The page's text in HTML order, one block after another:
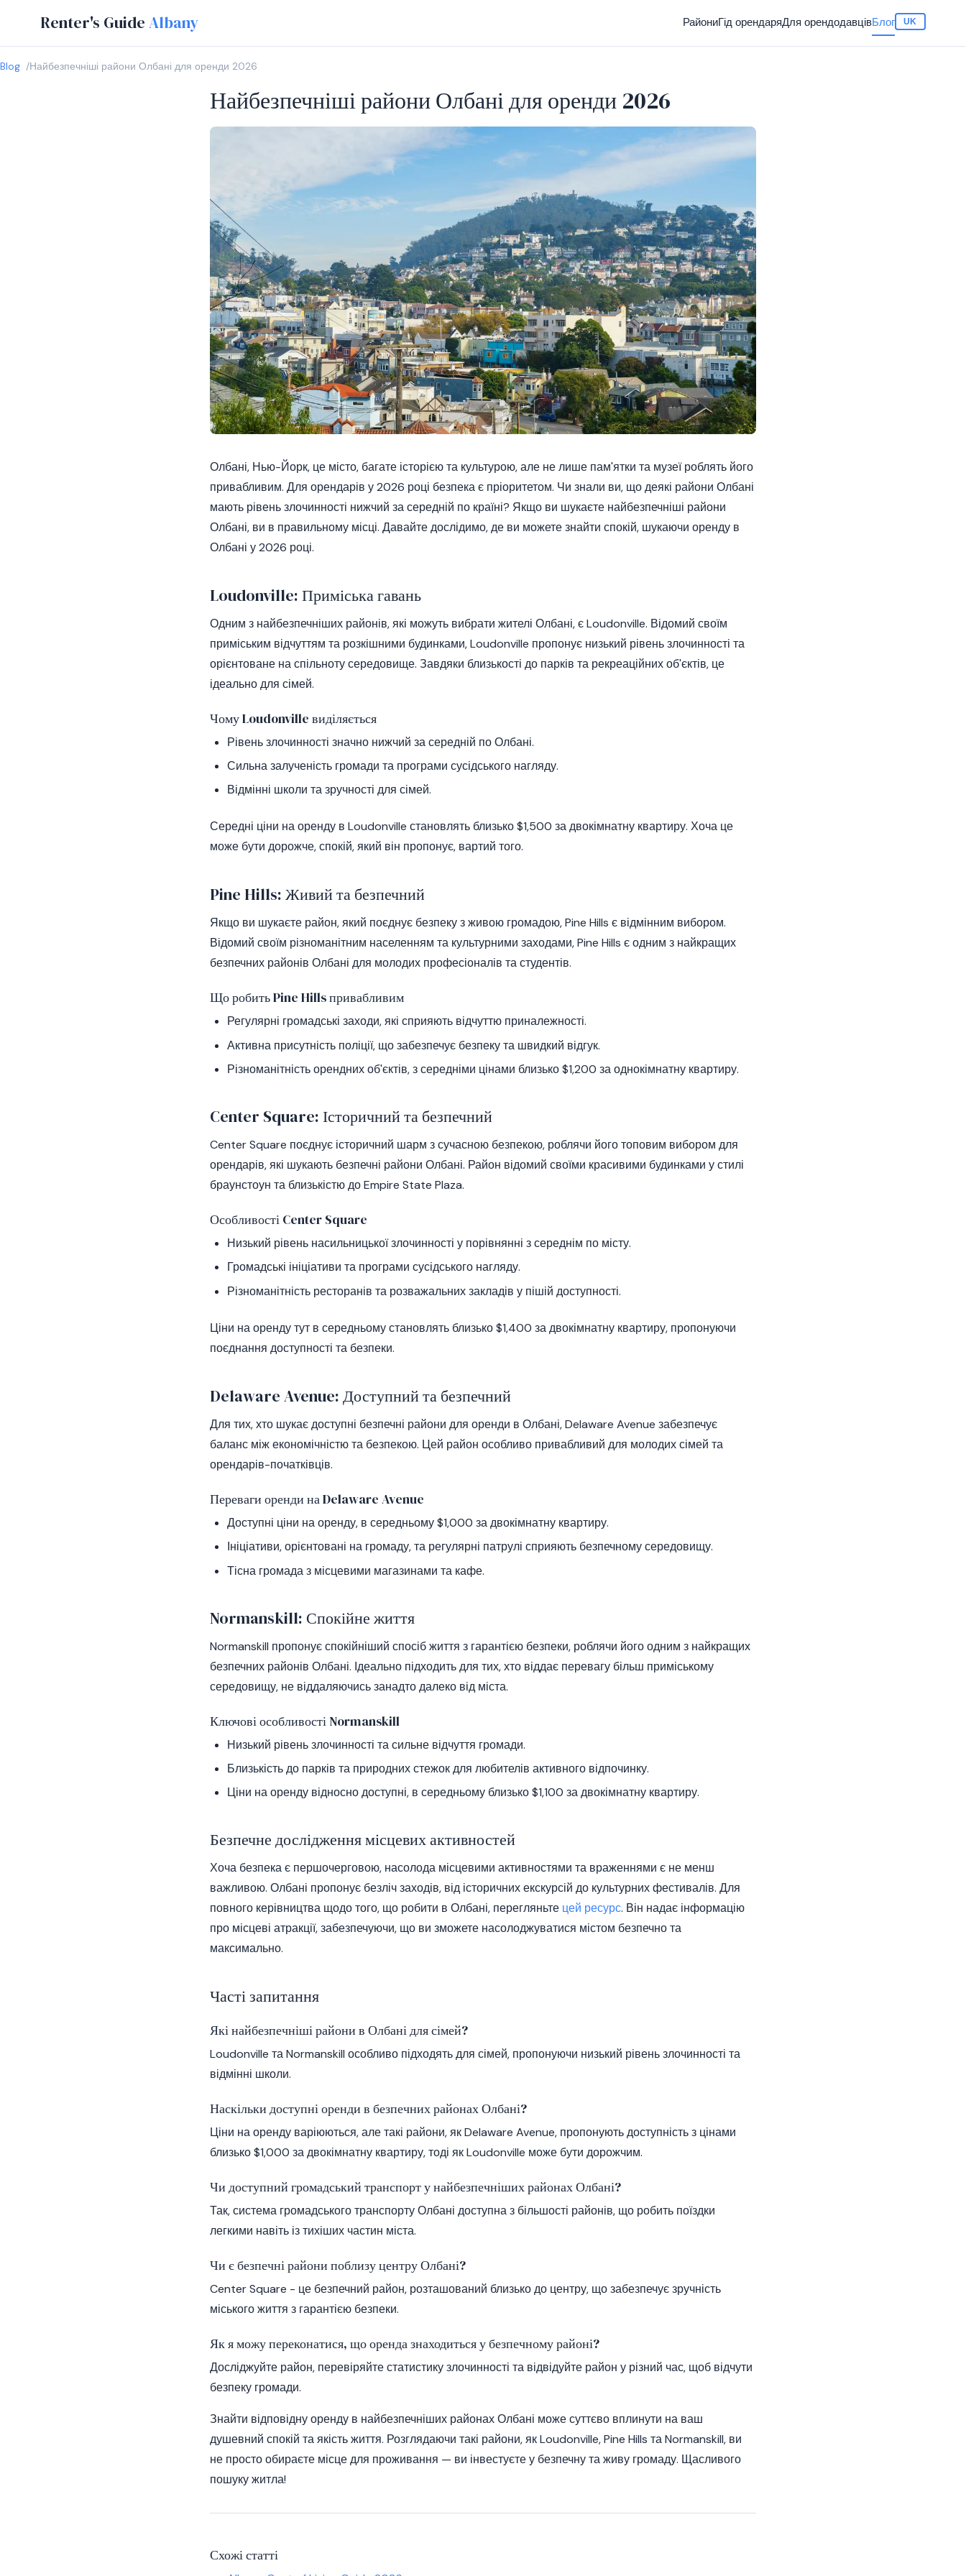
Renter's Guide Albany РайониГід орендаряДля орендодавцівБлог UK
Blog Найбезпечніші райони Олбані для оренди 2026
Найбезпечніші райони Олбані для оренди 2026
Олбані, Нью-Йорк, це місто, багате історією та культурою, але не лише пам'ятки та музеї роблять його
привабливим. Для орендарів у 2026 році безпека є пріоритетом. Чи знали ви, що деякі райони Олбані
мають рівень злочинності нижчий за середній по країні? Якщо ви шукаєте найбезпечніші райони
Олбані, ви в правильному місці. Давайте дослідимо, де ви можете знайти спокій, шукаючи оренду в
Олбані у 2026 році.
Loudonville: Приміська гавань
Одним з найбезпечніших районів, які можуть вибрати жителі Олбані, є Loudonville. Відомий своїм
приміським відчуттям та розкішними будинками, Loudonville пропонує низький рівень злочинності та
орієнтоване на спільноту середовище. Завдяки близькості до парків та рекреаційних об'єктів, це
ідеально для сімей.
Чому Loudonville виділяється
Рівень злочинності значно нижчий за середній по Олбані.
Сильна залученість громади та програми сусідського нагляду.
Відмінні школи та зручності для сімей.
Середні ціни на оренду в Loudonville становлять близько $1,500 за двокімнатну квартиру. Хоча це
може бути дорожче, спокій, який він пропонує, вартий того.
Pine Hills: Живий та безпечний
Якщо ви шукаєте район, який поєднує безпеку з живою громадою, Pine Hills є відмінним вибором.
Відомий своїм різноманітним населенням та культурними заходами, Pine Hills є одним з найкращих
безпечних районів Олбані для молодих професіоналів та студентів.
Що робить Pine Hills привабливим
Регулярні громадські заходи, які сприяють відчуттю приналежності.
Активна присутність поліції, що забезпечує безпеку та швидкий відгук.
Різноманітність орендних об'єктів, з середніми цінами близько $1,200 за однокімнатну квартиру.
Center Square: Історичний та безпечний
Center Square поєднує історичний шарм з сучасною безпекою, роблячи його топовим вибором для
орендарів, які шукають безпечні райони Олбані. Район відомий своїми красивими будинками у стилі
браунстоун та близькістю до Empire State Plaza.
Особливості Center Square
Низький рівень насильницької злочинності у порівнянні з середнім по місту.
Громадські ініціативи та програми сусідського нагляду.
Різноманітність ресторанів та розважальних закладів у пішій доступності.
Ціни на оренду тут в середньому становлять близько $1,400 за двокімнатну квартиру, пропонуючи
поєднання доступності та безпеки.
Delaware Avenue: Доступний та безпечний
Для тих, хто шукає доступні безпечні райони для оренди в Олбані, Delaware Avenue забезпечує
баланс між економічністю та безпекою. Цей район особливо привабливий для молодих сімей та
орендарів-початківців.
Переваги оренди на Delaware Avenue
Доступні ціни на оренду, в середньому $1,000 за двокімнатну квартиру.
Ініціативи, орієнтовані на громаду, та регулярні патрулі сприяють безпечному середовищу.
Тісна громада з місцевими магазинами та кафе.
Normanskill: Спокійне життя
Normanskill пропонує спокійніший спосіб життя з гарантією безпеки, роблячи його одним з найкращих
безпечних районів Олбані. Ідеально підходить для тих, хто віддає перевагу більш приміському
середовищу, не віддаляючись занадто далеко від міста.
Ключові особливості Normanskill
Низький рівень злочинності та сильне відчуття громади.
Близькість до парків та природних стежок для любителів активного відпочинку.
Ціни на оренду відносно доступні, в середньому близько $1,100 за двокімнатну квартиру.
Безпечне дослідження місцевих активностей
Хоча безпека є першочерговою, насолода місцевими активностями та враженнями є не менш
важливою. Олбані пропонує безліч заходів, від історичних екскурсій до культурних фестивалів. Для
повного керівництва щодо того, що робити в Олбані, перегляньте цей ресурс. Він надає інформацію
про місцеві атракції, забезпечуючи, що ви зможете насолоджуватися містом безпечно та
максимально.
Часті запитання
Які найбезпечніші райони в Олбані для сімей?
Loudonville та Normanskill особливо підходять для сімей, пропонуючи низький рівень злочинності та
відмінні школи.
Наскільки доступні оренди в безпечних районах Олбані?
Ціни на оренду варіюються, але такі райони, як Delaware Avenue, пропонують доступність з цінами
близько $1,000 за двокімнатну квартиру, тоді як Loudonville може бути дорожчим.
Чи доступний громадський транспорт у найбезпечніших районах Олбані?
Так, система громадського транспорту Олбані доступна з більшості районів, що робить поїздки
легкими навіть із тихіших частин міста.
Чи є безпечні райони поблизу центру Олбані?
Center Square - це безпечний район, розташований близько до центру, що забезпечує зручність
міського життя з гарантією безпеки.
Як я можу переконатися, що оренда знаходиться у безпечному районі?
Досліджуйте район, перевіряйте статистику злочинності та відвідуйте район у різний час, щоб відчути
безпеку громади.
Знайти відповідну оренду в найбезпечніших районах Олбані може суттєво вплинути на ваш
душевний спокій та якість життя. Розглядаючи такі райони, як Loudonville, Pine Hills та Normanskill, ви
не просто обираєте місце для проживання — ви інвестуєте у безпечну та живу громаду. Щасливого
пошуку житла!
Схожі статті